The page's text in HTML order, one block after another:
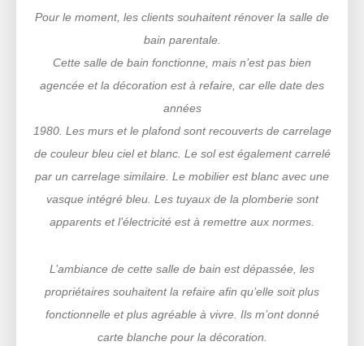
Pour le moment, les clients souhaitent rénover la salle de
bain parentale.
Cette salle de bain fonctionne, mais n’est pas bien
agencée et la décoration est à refaire, car elle date des
années
1980. Les murs et le plafond sont recouverts de carrelage
de couleur bleu ciel et blanc. Le sol est également carrelé
par un carrelage similaire. Le mobilier est blanc avec une
vasque intégré bleu. Les tuyaux de la plomberie sont
apparents et l’électricité est à remettre aux normes.
L’ambiance de cette salle de bain est dépassée, les
propriétaires souhaitent la refaire afin qu’elle soit plus
fonctionnelle et plus agréable à vivre. Ils m’ont donné
carte blanche pour la décoration.